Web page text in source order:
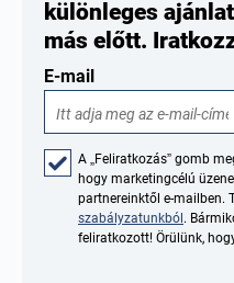
különleges
más előtt.
E-mail
A „Feliratkozás” gomb
hogy marketingcélú
partnereinktől e-mailben.
szabályzatunkból.
feliratkozott! Örülünk,